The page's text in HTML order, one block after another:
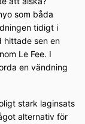
som båda
tidigt i
hittade sen en
Le Fee. I
en vändning
stark laginsats
alternativ för